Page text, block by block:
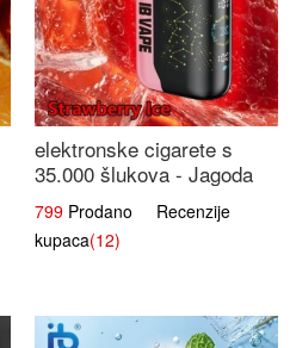
elektronske cigarete s
35.000 šlukova - Jagoda
Led | Ohladivši i
Osježavajući Okus
799 Prodano Recenzije
kupaca(12)